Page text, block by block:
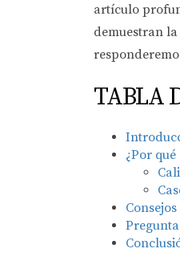
artículo
demuestran
TABLA
¿Por